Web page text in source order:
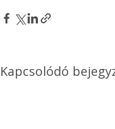
Kapcsolódó